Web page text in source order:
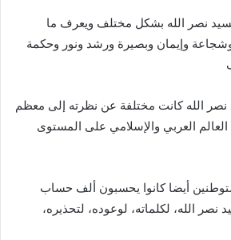
نصر الله بشكل مختلف ويعرف ما
وإيمان وبصيرة ورشد ونور وحكمة
نصر الله كانت مختلفة عن نظرته إلى معظم
العربي والإسلامي على المستوى
أيضا كانوا يحسبون ألف حساب
نصر الله، لكلماته، لوعوده، لتحذيره،